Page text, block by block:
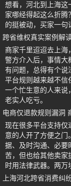
想看，河北到上海这
家哪经得起这么折
的挺被动，买家一句
跨省维权真实案例解
商家千里迢迢去上海
警方介入后，事情大
有问题，总得有个说
平台规则越来越不信
一个忙生意的人来说
老实人吃亏。
电商仅退款规则漏洞
现在很多平台支持仅
意的人开了方便之
据、及时沟通、必要
苦，但也给其他卖
时用法律武器。两万
上海河北跨省消费纠